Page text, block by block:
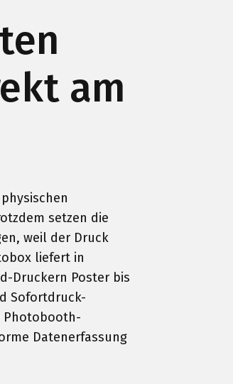
am
setzen die
weil der Druck
liefert in
Druckern Poster bis
Sofortdruck-
Photobooth-
Datenerfassung